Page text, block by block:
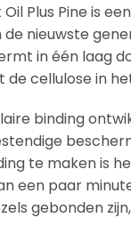
Plus Pine is
nieuwste
in één laag
de cellulose in
binding
te maken is
een paar
gebonden